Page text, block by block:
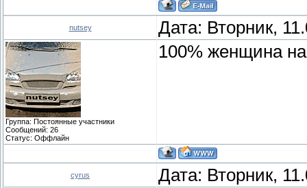
nutsey Дата: Вторник,
Группа: Постоянные участники
Сообщений: 26
Статус: Оффлайн
100% женщина
cyrus Дата: Вторник,